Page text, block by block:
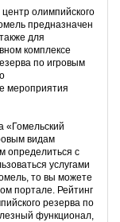
олимпийского
предназначен
для
комплексе
по игровым
мероприятия
«Гомельский
видам
определиться с
услугами
то вы можете
портале. Рейтинг
резерва по
функционал,